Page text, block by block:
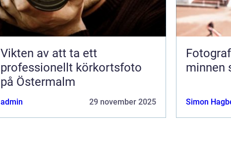
Vikten av att ta ett
professionellt körkortsfoto
på Östermalm
admin 29 november 2025
minnen
Simon